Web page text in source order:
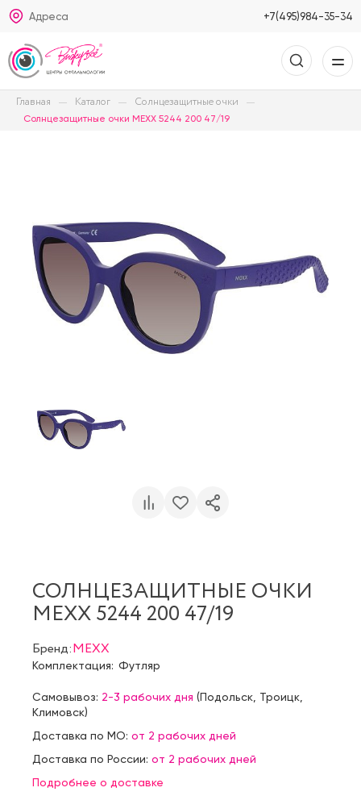
Адреса +7(495)984-35-34
Главная Каталог Солнцезащитные очки
Солнцезащитные очки MEXX 5244 200 47/19
СОЛНЦЕЗАЩИТНЫЕ ОЧКИ
MEXX 5244 200 47/19
Бренд:MEXX
Комплектация: Футляр
Самовывоз: 2-3 рабочих дня (Подольск Троицк
Климовск)
Доставка по МО: от 2 рабочих дней
Доставка по России: от 2 рабочих дней
Подробнее о доставке